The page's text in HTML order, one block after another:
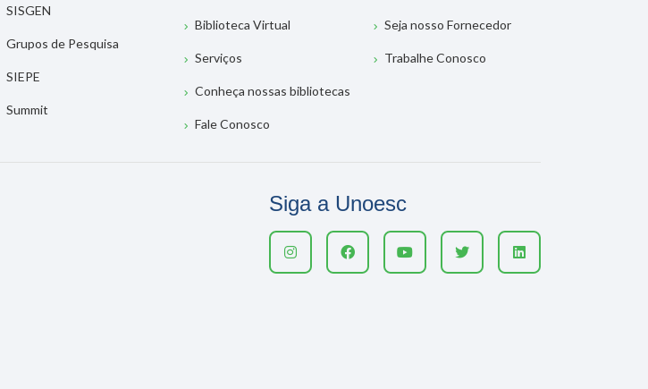
SISGEN
Grupos de Pesquisa
SIEPE
Summit
Biblioteca Virtual
Serviços
Conheça nossas bibliotecas
Fale Conosco
Seja nosso Fornecedor
Trabalhe Conosco
Siga a Unoesc